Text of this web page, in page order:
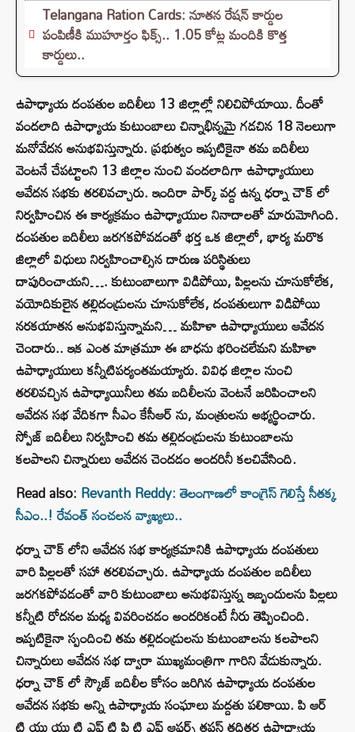
Telangana Ration Cards: నూతన రేషన్ కార్డుల
పంపిణీకి ముహూర్తం ఫిక్స్‌.. 1.05 కోట్ల మందికి కొత్త
కార్డులు..
ఉపాధ్యాయ దంపతుల బదిలీలు 13 జిల్లాల్లో నిలిచిపోయాయి. దీంతో
వందలాది ఉపాధ్యాయ కుటుంబాలు చిన్నాభిన్నమై గడచిన 18 నెలలుగా
మనోవేదన అనుభవిస్తున్నారు. ప్రభుత్వం ఇప్పటికైనా తమ బదిలీలు
వెంటనే చేపట్టాలని 13 జిల్లాల నుంచి వందలాదిగా ఉపాధ్యాయులు
ఆవేదన సభకు తరలివచ్చారు. ఇందిరా పార్క్ వద్ద ఉన్న ధర్నా చౌక్ లో
నిర్వహించిన ఈ కార్యక్రమం ఉపాధ్యాయుల నినాదాలతో మారుమోగింది.
దంపతుల బదిలీలు జరగకపోవడంతో భర్త ఒక జిల్లాలో, భార్య మరొక
జిల్లాలో విధులు నిర్వహించాల్సిన దారుణ పరిస్థితులు
దాపురించాయని…. కుటుంబాలుగా విడిపోయి, పిల్లలను చూసుకోలేక,
వయోదికులైన తల్లిదండ్రులను చూసుకోలేక, దంపతులుగా విడిపోయి
నరకయాతన అనుభవిస్తున్నామని… మహిళా ఉపాధ్యాయులు ఆవేదన
చెందారు.. ఇక ఎంత మాత్రమూ ఈ బాధను భరించలేమని మహిళా
ఉపాధ్యాయులు కన్నీటిపర్యంతమయ్యారు. వివిధ జిల్లాల నుంచి
తరలివచ్చిన ఉపాధ్యాయినీలు తమ బదిలీలను వెంటనే జరిపించాలని
ఆవేదన సభ వేదికగా సీఎం కేసీఆర్ ను, మంత్రులను అభ్యర్థించారు.
స్పోజ్ బదిలీలు నిర్వహించి తమ తల్లిదండ్రులను కుటుంబాలను
కలపాలని చిన్నారులు ఆవేదన చెందడం అందరినీ కలచివేసింది.
Read also: Revanth Reddy: తెలంగాణలో కాంగ్రెస్ గెలిస్తే సీతక్క
సీఎం..! రేవంత్ సంచలన వ్యాఖ్యలు..
ధర్నా చౌక్ లోని ఆవేదన సభ కార్యక్రమానికి ఉపాధ్యాయ దంపతులు
వారి పిల్లలతో సహా తరలివచ్చారు. ఉపాధ్యాయ దంపతుల బదిలీలు
జరగకపోవడంతో వారి కుటుంబాలు అనుభవిస్తున్న ఇబ్బందులను పిల్లలు
కన్నీటి రోదనల మధ్య వివరించడం అందరికంటే నీరు తెప్పించింది.
ఇప్పటికైనా స్పందించి తమ తల్లిదండ్రులను కుటుంబాలను కలపాలని
చిన్నారులు ఆవేదన సభ ద్వారా ముఖ్యమంత్రిగా గారిని వేడుకున్నారు.
ధర్నా చౌక్ లో స్కౌజ్ బదిలీల కోసం జరిగిన ఉపాధ్యాయ దంపతుల
ఆవేదన సభకు అన్ని ఉపాధ్యాయ సంఘాలు మద్దతు పలికాయి. పి ఆర్